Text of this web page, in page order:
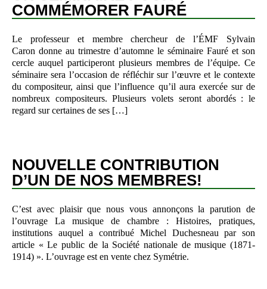
COMMÉMORER FAURÉ
Le professeur et membre chercheur de l’ÉMF Sylvain
Caron donne au trimestre d’automne le séminaire Fauré et son
cercle auquel participeront plusieurs membres de l’équipe. Ce
séminaire sera l’occasion de réfléchir sur l’œuvre et le contexte
du compositeur, ainsi que l’influence qu’il aura exercée sur de
nombreux compositeurs. Plusieurs volets seront abordés : le
regard sur certaines de ses […]
NOUVELLE CONTRIBUTION
D’UN DE NOS MEMBRES!
C’est avec plaisir que nous vous annonçons la parution de
l’ouvrage La musique de chambre : Histoires, pratiques,
institutions auquel a contribué Michel Duchesneau par son
article « Le public de la Société nationale de musique (1871-
1914) ». L’ouvrage est en vente chez Symétrie.